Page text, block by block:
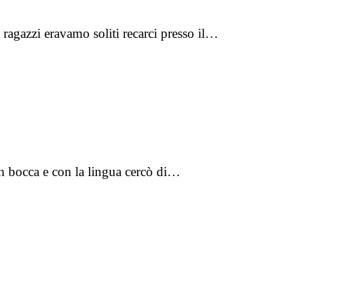
eravamo soliti recarci presso il…
bocca e con la lingua cercò di…